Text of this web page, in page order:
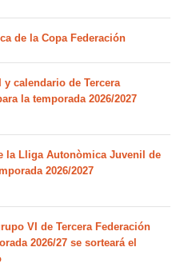
de la Copa Federación
calendario de Tercera
la temporada 2026/2027
la Lliga Autonòmica Juvenil de
2026/2027
VI de Tercera Federación
2026/27 se sorteará el